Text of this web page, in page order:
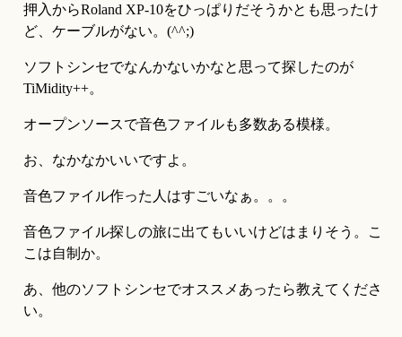
押入からRoland XP-10をひっぱりだそうかとも思ったけ
ど、ケーブルがない。(^^;)
ソフトシンセでなんかないかなと思って探したのが
TiMidity++。
オープンソースで音色ファイルも多数ある模様。
お、なかなかいいですよ。
音色ファイル作った人はすごいなぁ。。。
音色ファイル探しの旅に出てもいいけどはまりそう。こ
こは自制か。
あ、他のソフトシンセでオススメあったら教えてくださ
い。